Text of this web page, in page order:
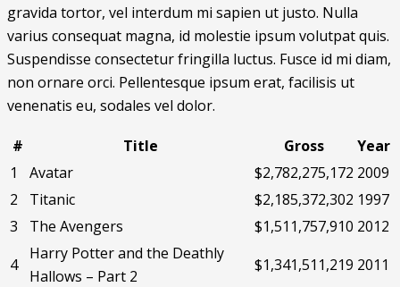
gravida tortor, vel interdum mi sapien ut justo. Nulla
varius consequat magna, id molestie ipsum volutpat quis.
Suspendisse consectetur fringilla luctus. Fusce id mi diam,
non ornare orci. Pellentesque ipsum erat, facilisis ut
venenatis eu, sodales vel dolor.
# Title Gross
Year
1
Avatar $2,782,275,172 2009
2
Titanic $2,185,372,302 1997
3
The Avengers $1,511,757,910 2012
4
Harry Potter and the Deathly
Hallows – Part 2
$1,341,511,219 2011